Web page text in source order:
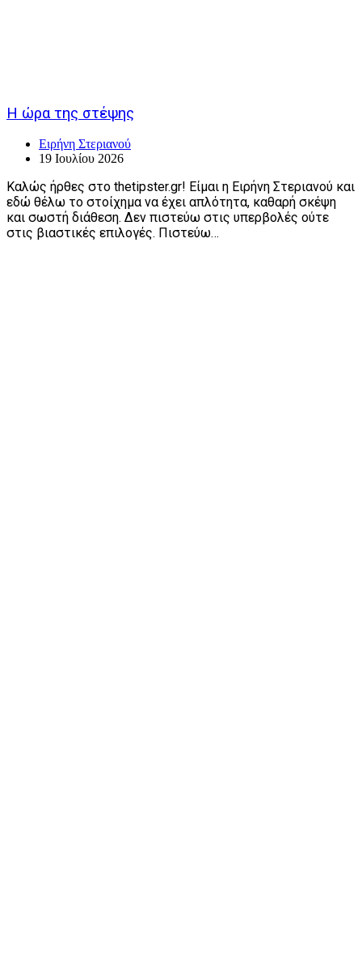
Η ώρα της στέψης
Ειρήνη Στεριανού
19 Ιουλίου 2026
Καλώς ήρθες στο thetipster.gr! Είμαι η Ειρήνη Στεριανού και
εδώ θέλω το στοίχημα να έχει απλότητα, καθαρή σκέψη
και σωστή διάθεση. Δεν πιστεύω στις υπερβολές ούτε
στις βιαστικές επιλογές. Πιστεύω…